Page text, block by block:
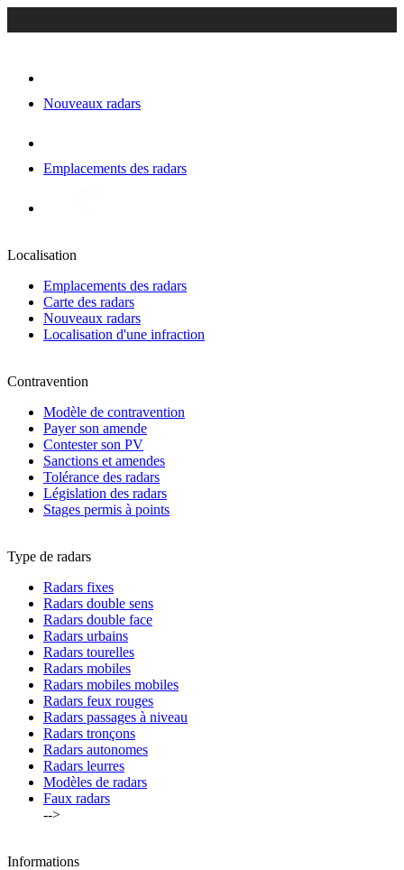
Nouveaux radars
Emplacements des radars
Localisation
Emplacements des radars
Carte des radars
Nouveaux radars
Localisation d'une infraction
Contravention
Modèle de contravention
Payer son amende
Contester son PV
Sanctions et amendes
Tolérance des radars
Législation des radars
Stages permis à points
Type de radars
Radars fixes
Radars double sens
Radars double face
Radars urbains
Radars tourelles
Radars mobiles
Radars mobiles mobiles
Radars feux rouges
Radars passages à niveau
Radars tronçons
Radars autonomes
Radars leurres
Modèles de radars
Faux radars
-->
Informations